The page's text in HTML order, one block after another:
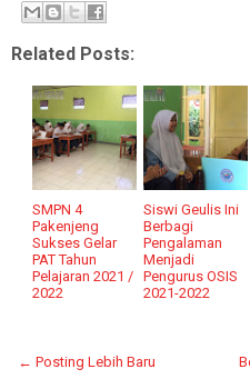
Related Posts:
SMPN 4
Pakenjeng
Sukses Gelar
PAT Tahun
Pelajaran 2021 /
2022
Siswi Geulis Ini
Berbagi
Pengalaman
Menjadi
Pengurus OSIS
2021-2022
← Posting Lebih Baru